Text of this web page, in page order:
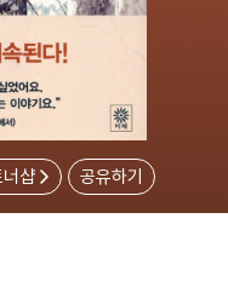
샵 공유하기